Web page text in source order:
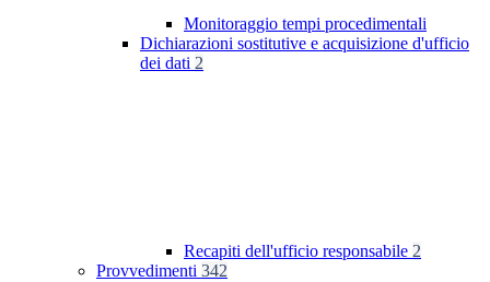
Monitoraggio tempi procedimentali
Dichiarazioni sostitutive e acquisizione d'ufficio
dei dati 2
Recapiti dell'ufficio responsabile 2
Provvedimenti 342